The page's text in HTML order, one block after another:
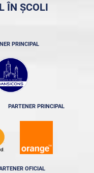
ÎN ȘCOLI
PRINCIPAL
PARTENER PRINCIPAL
OFICIAL